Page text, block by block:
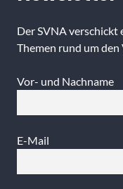
Der SVNA
Themen rund um den
Vor- und Nachname
E-Mail